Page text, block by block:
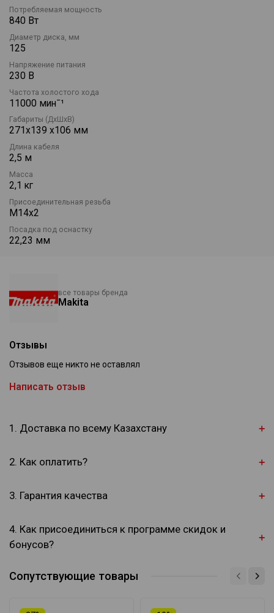
Якорь, покрытый несколькими слоями защитного лака, и
от пыли и повреждений, гарантируя достаточную прочность
даже при резке изделий из керамики, кирпича и камня.
Стандартная комплектация: УШМ Makita 9558HN, ключ,
кожух, шлифовальный диск, инструкция по эксплуатации,
картонная коробка.
Потребляемая мощность
840 Вт
Диаметр диска, мм
125
Напряжение питания
230 В
Частота холостого хода
11000 минˉ¹
Габариты (ДхШхВ)
271х139 х106 мм
Длина кабеля
2,5 м
Масса
2,1 кг
Присоединительная резьба
М14х2
Посадка под оснастку
22,23 мм
все товары бренда
Makita
Отзывы
Отзывов еще никто не оставлял
Написать отзыв
1. Доставка по всему Казахстану
2. Как оплатить?
3. Гарантия качества
4. Как присоединиться к программе скидок и
бонусов?
Сопутствующие товары